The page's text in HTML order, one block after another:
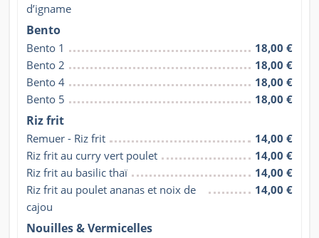
d’igname
Bento
Bento 1
18,00 €
Bento 2
18,00 €
Bento 4
18,00 €
Bento 5
18,00 €
Riz frit
Remuer - Riz frit
14,00 €
Riz frit au curry vert poulet
14,00 €
Riz frit au basilic thaï
14,00 €
Riz frit au poulet ananas et noix de
cajou
14,00 €
Nouilles & Vermicelles